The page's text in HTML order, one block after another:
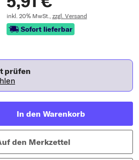
inkl. 20% MwSt., zzgl. Versand
Sofort lieferbar
prüfen
In den Warenkorb
den Merkzettel